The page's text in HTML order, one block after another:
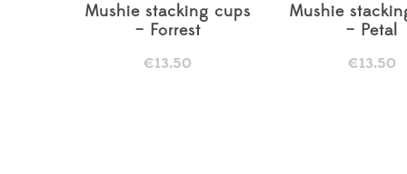
Mushie stacking cups
– Forrest
€13.50
Mushie
– Petal
€13.50